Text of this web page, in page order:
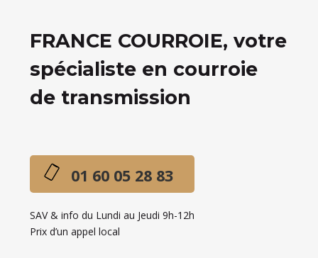
FRANCE COURROIE, votre
spécialiste en courroie
de transmission
01 60 05 28 83
SAV & info du Lundi au Jeudi 9h-12h
Prix d’un appel local